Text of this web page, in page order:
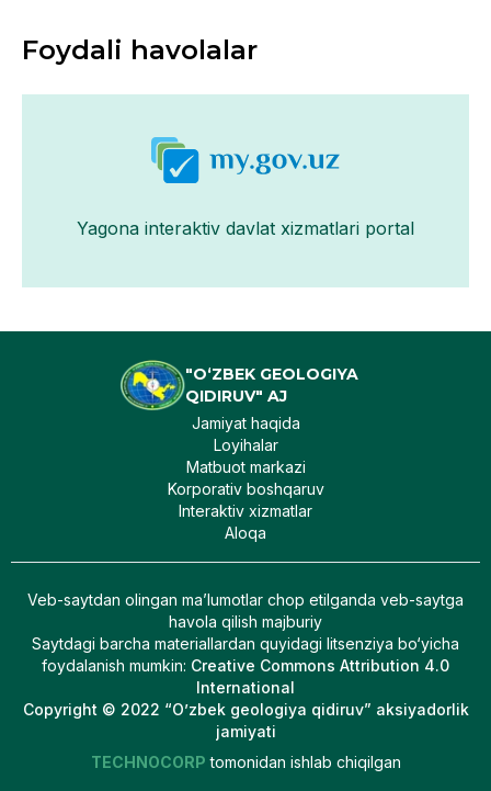
Foydali havolalar
Yagona interaktiv davlat xizmatlari portal
"O‘ZBEK GEOLOGIYA
QIDIRUV" AJ
Jamiyat haqida
Loyihalar
Matbuot markazi
Korporativ boshqaruv
Interaktiv xizmatlar
Aloqa
Veb-saytdan olingan maʼlumotlar chop etilganda veb-saytga
havola qilish majburiy
Saytdagi barcha materiallardan quyidagi litsenziya bo‘yicha
foydalanish mumkin: Creative Commons Attribution 4.0
International
Copyright © 2022 “O’zbek geologiya qidiruv” aksiyadorlik
jamiyati
TECHNOCORP tomonidan ishlab chiqilgan